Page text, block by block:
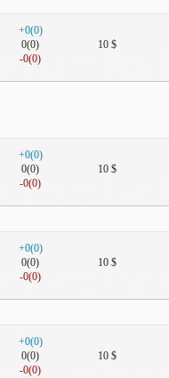
10 $
+0(0)
0(0)
-0(0)
10 $
+0(0)
0(0)
-0(0)
10 $
+0(0)
0(0)
-0(0)
10 $
+0(0)
0(0)
-0(0)